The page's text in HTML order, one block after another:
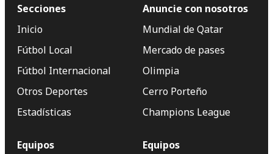
Secciones
Inicio
Fútbol Local
Fútbol Internacional
Otros Deportes
Estadísticas
Anuncie con nosotros
Mundial de Qatar
Mercado de pases
Olimpia
Cerro Porteño
Champions League
Equipos
Equipos